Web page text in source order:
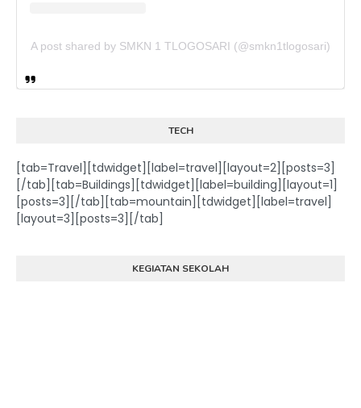
A post shared by SMKN 1 TLOGOSARI (@smkn1tlogosari)
TECH
[tab=Travel][tdwidget][label=travel][layout=2][posts=3]
[/tab][tab=Buildings][tdwidget][label=building][layout=1]
[posts=3][/tab][tab=mountain][tdwidget][label=travel]
[layout=3][posts=3][/tab]
KEGIATAN SEKOLAH